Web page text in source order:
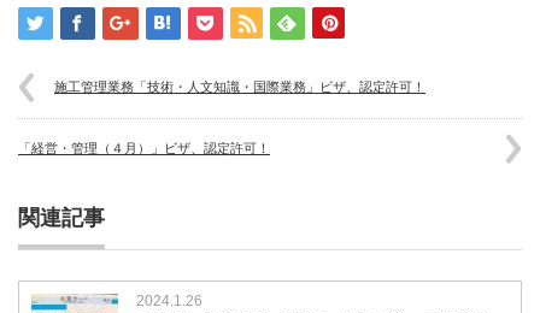
施工管理業務「技術・人文知識・国際業務」ビザ、認定許可！
「経営・管理（４月）」ビザ、認定許可！
関連記事
2024.1.26